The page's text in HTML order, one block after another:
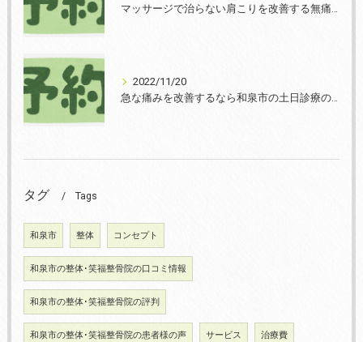
マッサージで治らない肩こりを改善する無痛整体和泉市笑福整骨院【2022年11月21日の予約状況】
2022/11/20
急な痛みを改善するなら和泉市の土日診療の笑福整骨院【2022年11月20日の予約状況】
タグ Tags
和泉市 整体 コンセプト
和泉市の整体･笑福整骨院の口コミ情報
和泉市の整体･笑福整骨院の評判
和泉市の整体･笑福整骨院の患者様の声 サービス 治療費